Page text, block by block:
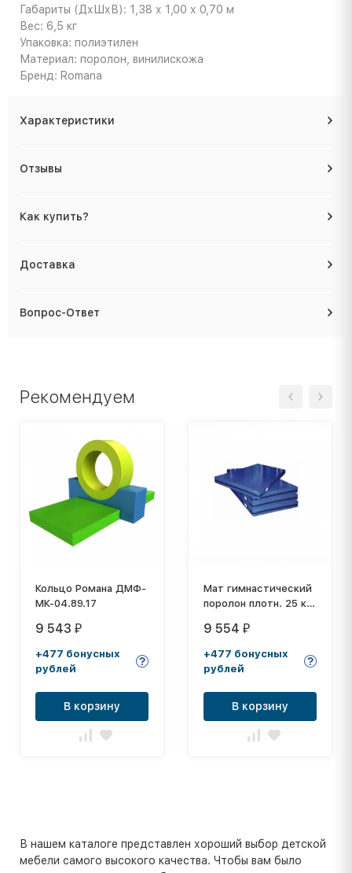
Габариты (ДхШхВ): 1,38 х 1,00 х 0,70 м
Вес: 6,5 кг
Упаковка: полиэтилен
Материал: поролон, винилискожа
Бренд: Romana
Характеристики
Отзывы
Как купить?
Доставка
Вопрос-Ответ
Рекомендуем
Кольцо Романа ДМФ-
МК-04.89.17
9 543 ₽
+477 бонусных
рублей
В корзину
Мат гимнастический
поролон плотн. 25 кг/
винилискожа, на
молнии
9 554 ₽
+477 бонусных
рублей
В корзину
В нашем каталоге представлен хороший выбор детской
мебели самого высокого качества. Чтобы вам было